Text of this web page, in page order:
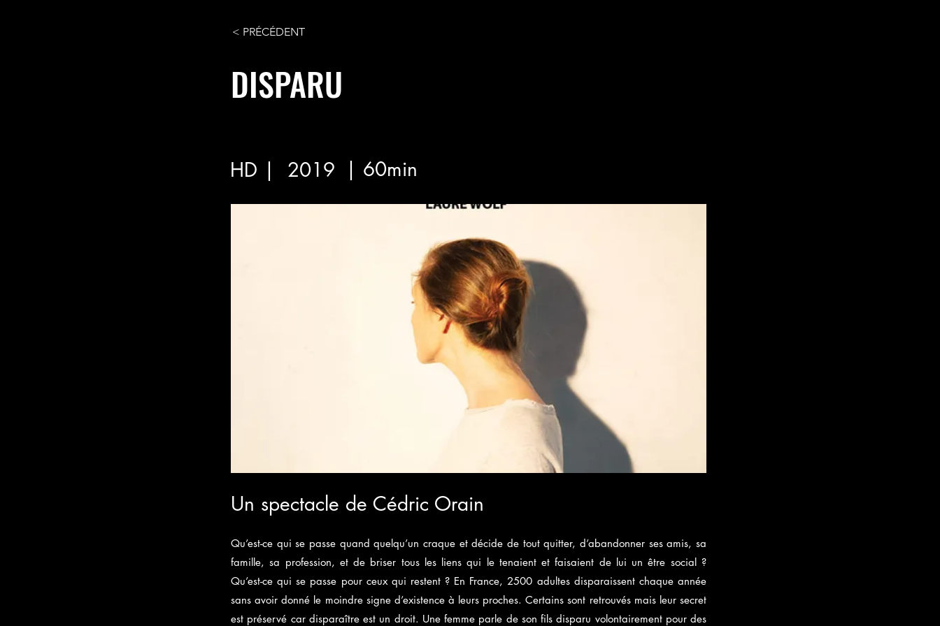
< PRÉCÉDENT
DISPARU
| 60min
HD | 2019
Un spectacle de Cédric Orain
Qu’est-ce qui se passe quand quelqu’un craque et décide de tout quitter, d’abandonner ses amis, sa
famille, sa profession, et de briser tous les liens qui le tenaient et faisaient de lui un être social ?
Qu’est-ce qui se passe pour ceux qui restent ? En France, 2500 adultes disparaissent chaque année
sans avoir donné le moindre signe d’existence à leurs proches. Certains sont retrouvés mais leur secret
est préservé car disparaître est un droit. Une femme parle de son fils disparu volontairement pour des